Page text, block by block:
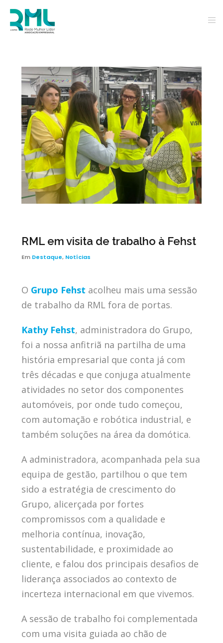
RML em visita de trabalho à Fehst
Em Destaque, Notícias
O Grupo Fehst acolheu mais uma sessão
de trabalho da RML fora de portas.
Kathy Fehst, administradora do Grupo,
foi a nossa anfitriã na partilha de uma
história empresarial que conta já com
três décadas e que conjuga atualmente
atividades no setor dos componentes
automóveis, por onde tudo começou,
com automação e robótica industrial, e
também soluções na área da domótica.
A administradora, acompanhada pela sua
equipa de gestão, partilhou o que tem
sido a estratégia de crescimento do
Grupo, alicerçada por fortes
compromissos com a qualidade e
melhoria contínua, inovação,
sustentabilidade, e proximidade ao
cliente, e falou dos principais desafios de
liderança associados ao contexto de
incerteza internacional em que vivemos.
A sessão de trabalho foi complementada
com uma visita guiada ao chão de